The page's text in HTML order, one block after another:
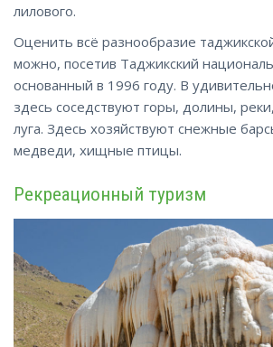
лилового.
Оценить всё разнообразие
можно, посетив Таджикский
основанный в 1996 году. В
здесь соседствуют горы, долины,
луга. Здесь хозяйствуют снежные
медведи, хищные птицы.
Рекреационный туризм